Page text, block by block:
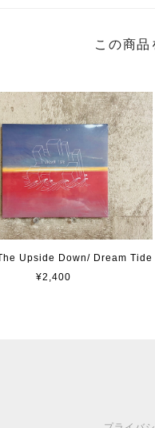
この商
Upside Down/ Dream Tide
¥2,400